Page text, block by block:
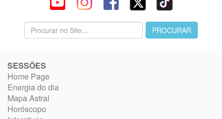
SESSÕES
Home Page
Energia do dia
Mapa Astral
Horóscopo